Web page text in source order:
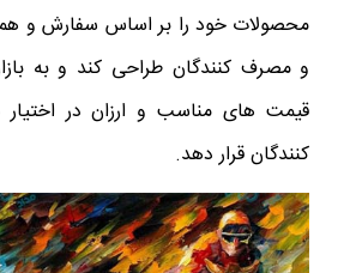
محصولات خود را بر اساس سفارش و
و مصرف کنندگان طراحی کند و به
قیمت های مناسب و ارزان در
کنندگان قرار دهد.